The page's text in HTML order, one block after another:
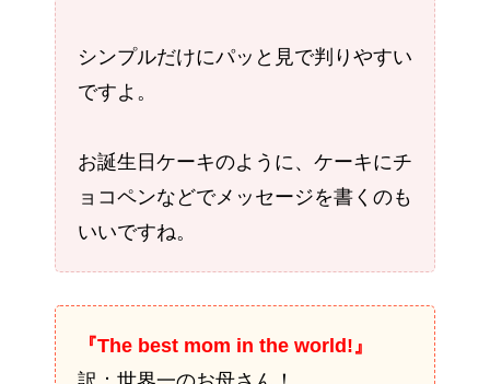
シンプルだけにパッと見で判りやすい
ですよ。
お誕生日ケーキのように、ケーキにチ
ョコペンなどでメッセージを書くのも
いいですね。
『The best mom in the world!』